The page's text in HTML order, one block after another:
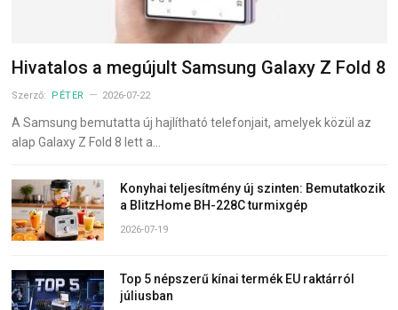
Hivatalos a megújult Samsung Galaxy Z Fold 8
Szerző: PÉTER 2026-07-22
A Samsung bemutatta új hajlítható telefonjait, amelyek közül az
alap Galaxy Z Fold 8 lett a…
Konyhai teljesítmény új szinten: Bemutatkozik
a BlitzHome BH-228C turmixgép
2026-07-19
Top 5 népszerű kínai termék EU raktárról
júliusban